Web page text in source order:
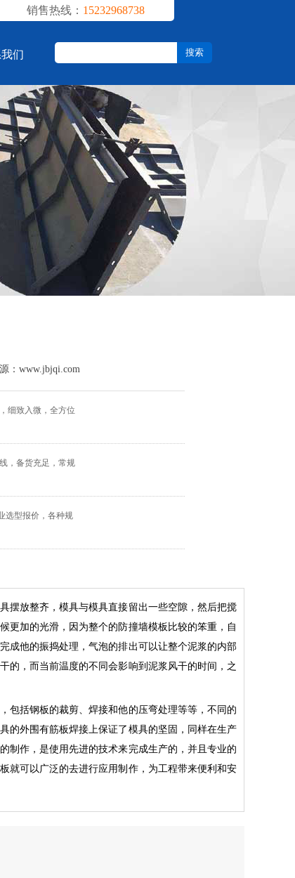
们
销售热线： 15232968738
：www.jbjqi.com
细致入微，全方位
，备货充足，常规
选型报价，各种规
摆放整齐，模具与模具直接留出一些空隙，然后把搅
更加的光滑，因为整个的防撞墙模板比较的笨重，自
成他的振捣处理，气泡的排出可以让整个泥浆的内部
的，而当前温度的不同会影响到泥浆风干的时间，之
包括钢板的裁剪、焊接和他的压弯处理等等，不同的
的外围有筋板焊接上保证了模具的坚固，同样在生产
制作，是使用先进的技术来完成生产的，并且专业的
就可以广泛的去进行应用制作，为工程带来便利和安